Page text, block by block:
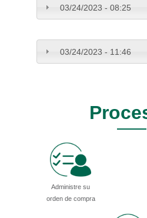
03/24/2023 - 08:25
03/24/2023 - 11:46
Administre su
orden de compra